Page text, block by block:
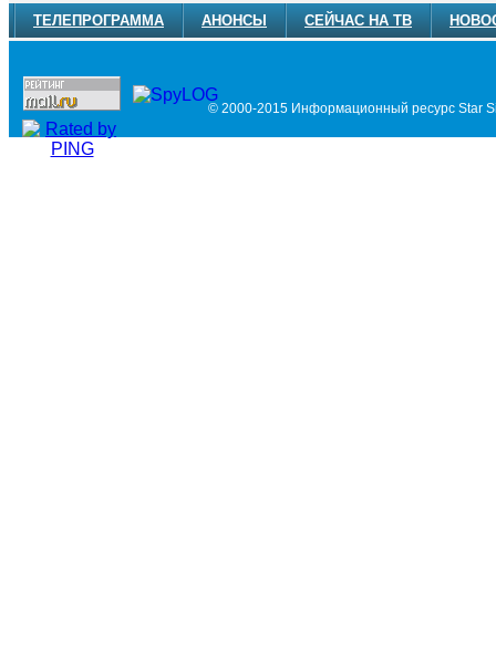
ТЕЛЕПРОГРАММА АНОНСЫ СЕЙЧАС НА ТВ
© 2000-2015 Информационный ресурс Star